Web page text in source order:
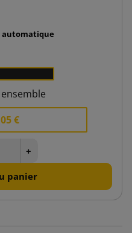
automatique
€
+
panier